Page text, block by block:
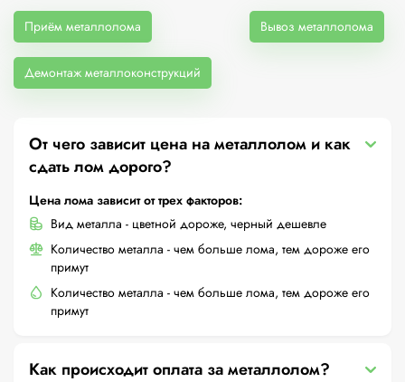
Приём металлолома Вывоз металлолома
Демонтаж металлоконструкций
От чего зависит цена на металлолом и как
сдать лом дорого?
Цена лома зависит от трех факторов:
Вид металла - цветной дороже, черный дешевле
Количество металла - чем больше лома, тем дороже его
примут
Количество металла - чем больше лома, тем дороже его
примут
Как происходит оплата за металлолом?